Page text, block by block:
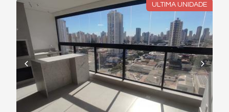
ULTIMA UNIDADE